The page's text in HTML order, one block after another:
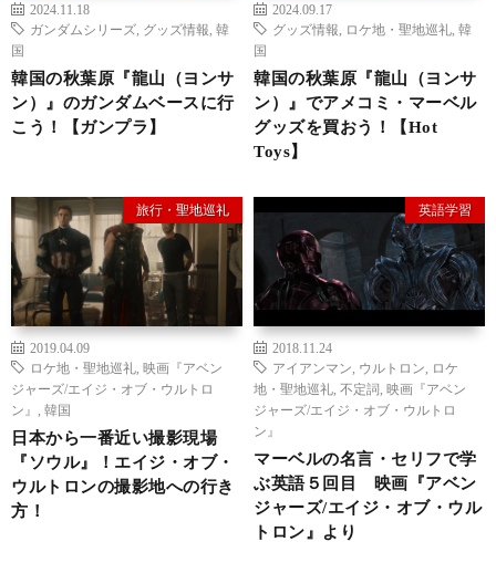
2024.11.18
ガンダムシリーズ グッズ情報 韓
国
韓国の秋葉原『龍山（ヨンサ
ン）』のガンダムベースに行
こう！【ガンプラ】
2024.09.17
グッズ情報 ロケ地・聖地巡礼 韓
国
韓国の秋葉原『龍山（ヨンサ
ン）』でアメコミ・マーベル
グッズを買おう！【Hot
Toys】
旅行・聖地巡礼
2019.04.09
ロケ地・聖地巡礼, 映画『アベン
ジャーズ/エイジ・オブ・ウルトロ
ン』 , 韓国
日本から一番近い撮影現場
『ソウル』！エイジ・オブ・
ウルトロンの撮影地への行き
方！
英語学習
2018.11.24
アイアンマン, ウルトロン, ロケ
地・聖地巡礼, 不定詞 , 映画『アベン
ジャーズ/エイジ・オブ・ウルトロ
ン』
マーベルの名言・セリフで学
ぶ英語５回目 映画『アベン
ジャーズ/エイジ・オブ・ウル
トロン』より